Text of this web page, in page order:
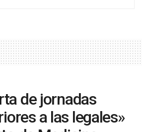
de jornadas
a las legales»